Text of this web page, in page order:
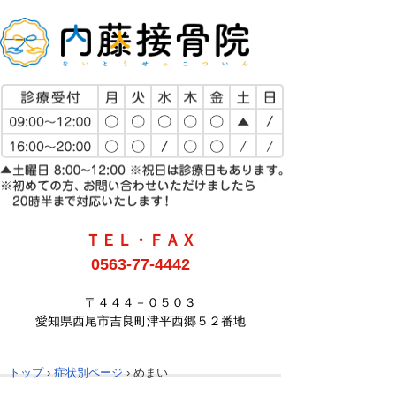
ＴＥＬ・ＦＡＸ
0563-77-4442
〒４４４－０５０３
愛知県西尾市吉良町津平西郷５２番地
トップ › 症状別ページ › めまい